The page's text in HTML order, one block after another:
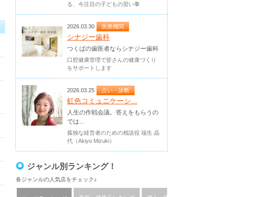
る、今注目の子どもの習い事
2026.03.30 医療機関
シナジー歯科
つくばの歯医者ならシナジー歯科
口腔健康管理で皆さんの健康づくり
をサポートします
2026.03.25 占い・診断
虹色コミュニケーシ...
人生の作戦会議。答えをもらうの
では...
孤独な経営者のための相談役 瑞生 晶
代（Akiyo Mizuki）
ジャンル別ランキング！
各ジャンルの人気店をチェック♪